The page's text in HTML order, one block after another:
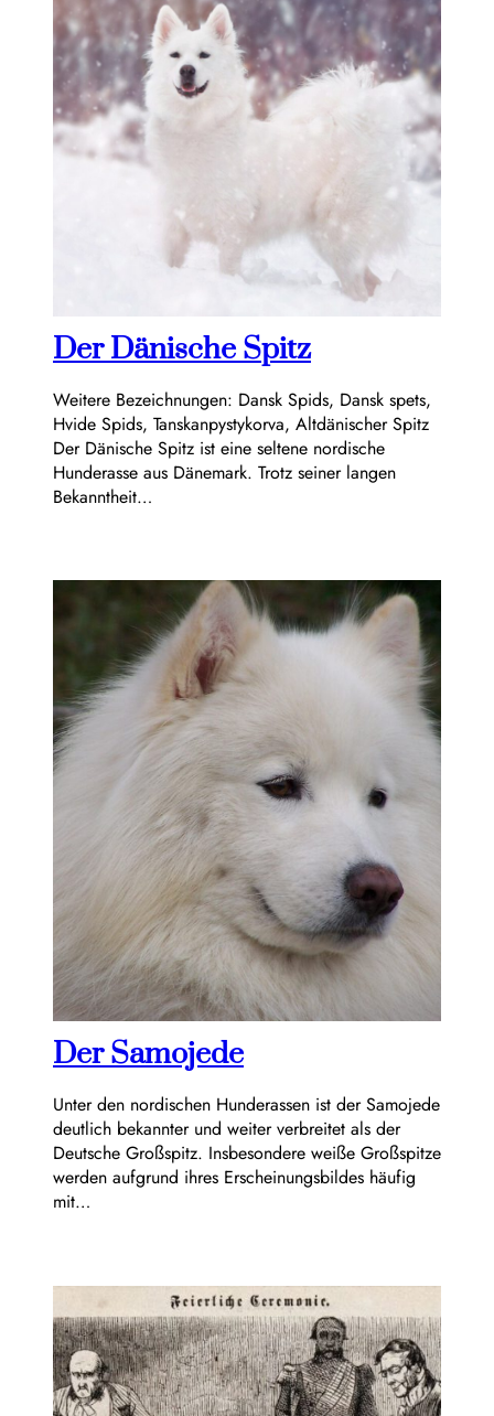
Der Dänische Spitz
Weitere Bezeichnungen: Dansk Spids, Dansk spets,
Hvide Spids, Tanskanpystykorva, Altdänischer Spitz
Der Dänische Spitz ist eine seltene nordische
Hunderasse aus Dänemark. Trotz seiner langen
Bekanntheit…
Der Samojede
Unter den nordischen Hunderassen ist der Samojede
deutlich bekannter und weiter verbreitet als der
Deutsche Großspitz. Insbesondere weiße Großspitze
werden aufgrund ihres Erscheinungsbildes häufig
mit…